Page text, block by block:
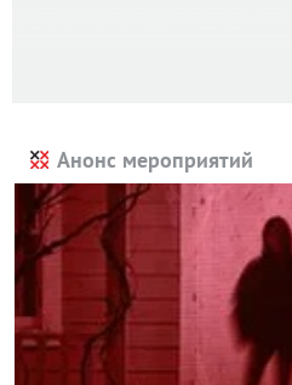
Анонс мероприятий